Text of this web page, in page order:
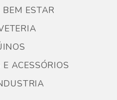
ESTAR
ACESSÓRIOS